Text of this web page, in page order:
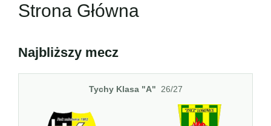
Strona Główna
Najbliższy mecz
Tychy Klasa "A" 26/27